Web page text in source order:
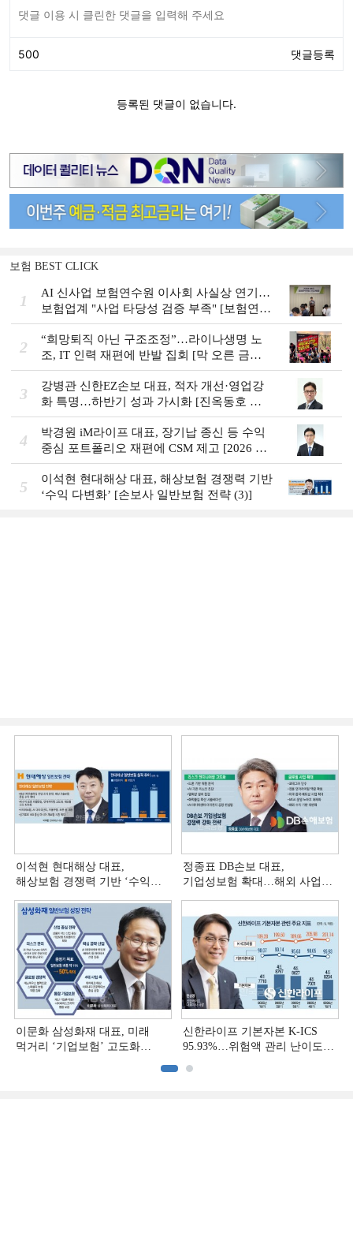
보험 BEST CLICK
1
AI 신사업 보험연수원 이사회 사실상 연기…
보험업계 "사업 타당성 검증 부족" [보험연수
원 AI사업 논란]
2
“희망퇴직 아닌 구조조정”…라이나생명 노
조, IT 인력 재편에 반발 집회 [막 오른 금융
권 하투(夏鬪)]
3
강병관 신한EZ손보 대표, 적자 개선·영업강
화 특명…하반기 성과 가시화 [진옥동호 신
한금융, 부스트업 점검]
4
박경원 iM라이프 대표, 장기납 종신 등 수익
중심 포트폴리오 재편에 CSM 제고 [2026 금
융사 상반기 실적]
5
이석현 현대해상 대표, 해상보험 경쟁력 기반
‘수익 다변화ʼ [손보사 일반보험 전략 (3)]
이석현 현대해상 대표,
해상보험 경쟁력 기반 ‘수익
(3)]
정종표 DB손보 대표,
기업성보험 확대…해외 사업
이문화 삼성화재 대표, 미래
먹거리 ‘기업보험’ 고도화
신한라이프 기본자본 K-ICS
95.93%…위험액 관리 난이도